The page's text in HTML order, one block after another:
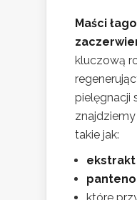
Maści
kluczową
pielęgnacji
znajdziemy
takie jak:
które